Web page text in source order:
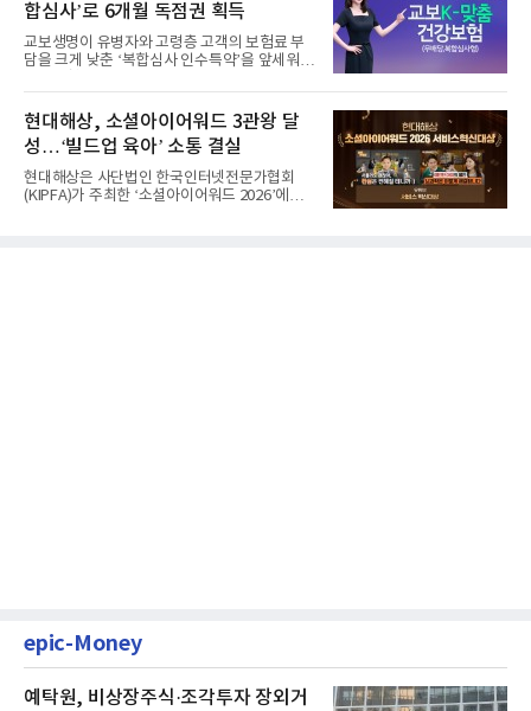
합심사’로 6개월 독점권 획득
교보생명이 유병자와 고령층 고객의 보험료 부
담을 크게 낮춘 ‘복합심사 인수특약’을 앞세워
현대해상, 소셜아이어워드 3관왕 달
성…‘빌드업 육아’ 소통 결실
현대해상은 사단법인 한국인터넷전문가협회
(KIPFA)가 주최한 ‘소셜아이어워드 2026’에서
epic-Money
예탁원, 비상장주식·조각투자 장외거